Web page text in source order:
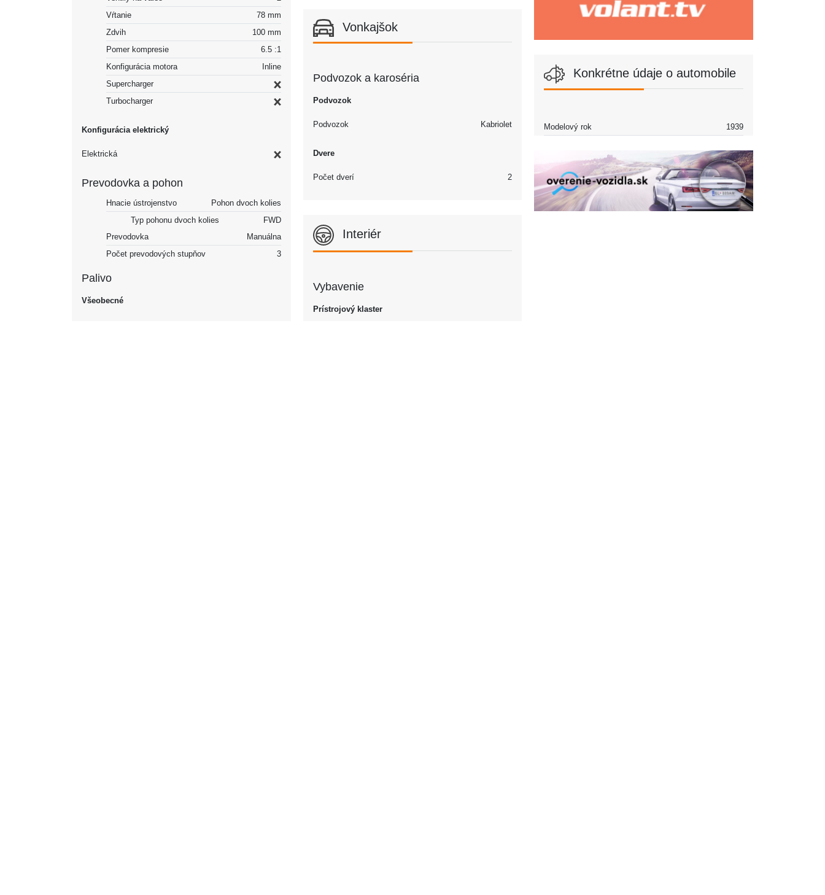
Vŕtanie
78 mm
Zdvih
100 mm
Pomer kompresie
6.5 :1
Konfigurácia motora
Inline
Supercharger
Turbocharger
Konfigurácia elektrický
Elektrická
Prevodovka a pohon
Hnacie ústrojenstvo
Pohon dvoch kolies
Typ pohonu dvoch kolies
FWD
Prevodovka
Manuálna
Počet prevodových stupňov
3
Palivo
Všeobecné
Vonkajšok
Podvozok a karoséria
Podvozok
Podvozok Kabriolet
Dvere
Počet dverí 2
Interiér
Vybavenie
Prístrojový klaster
Konkrétne údaje o automobile
Modelový rok 1939